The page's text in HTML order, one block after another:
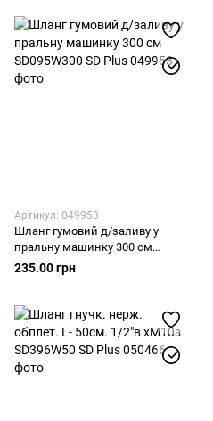
Артикул: 049953
Шланг гумовий д/заливу у
пральну машинку 300 см
SD095W300 SD Plus
235.00 грн